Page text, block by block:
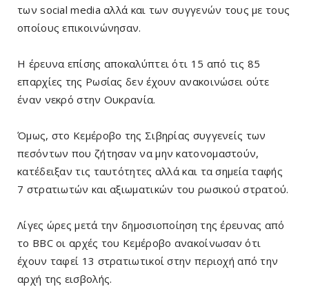
των social media αλλά και των συγγενών τους με τους
οποίους επικοινώνησαν.
Η έρευνα επίσης αποκαλύπτει ότι 15 από τις 85
επαρχίες της Ρωσίας δεν έχουν ανακοινώσει ούτε
έναν νεκρό στην Ουκρανία.
Όμως, στο Κεμέροβο της Σιβηρίας συγγενείς των
πεσόντων που ζήτησαν να μην κατονομαστούν,
κατέδειξαν τις ταυτότητες αλλά και τα σημεία ταφής
7 στρατιωτών και αξιωματικών του ρωσικού στρατού.
Λίγες ώρες μετά την δημοσιοποίηση της έρευνας από
το BBC οι αρχές του Κεμέροβο ανακοίνωσαν ότι
έχουν ταφεί 13 στρατιωτικοί στην περιοχή από την
αρχή της εισβολής.